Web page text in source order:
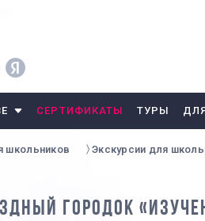
СЕРТИФИКАТЫ ТУРЫ
школьников Экскурсии для
ГОРОДОК